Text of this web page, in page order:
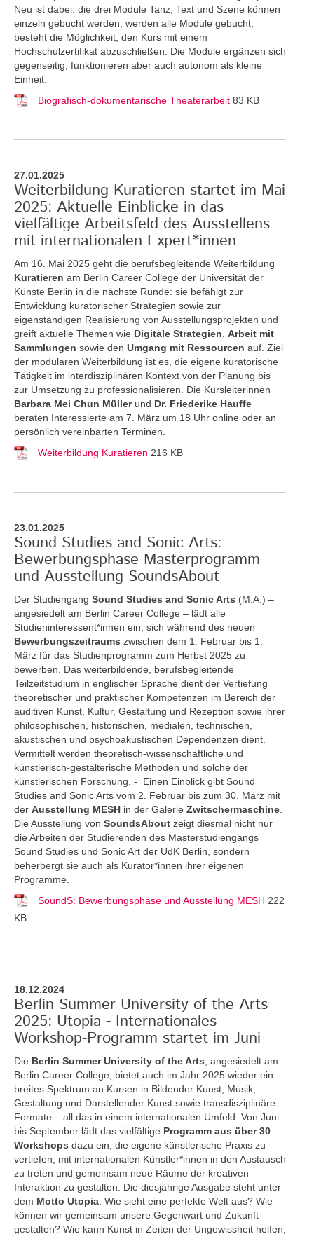
Neu ist dabei: die drei Module Tanz, Text und Szene können
einzeln gebucht werden; werden alle Module gebucht,
besteht die Möglichkeit, den Kurs mit einem
Hochschulzertifikat abzuschließen. Die Module ergänzen sich
gegenseitig, funktionieren aber auch autonom als kleine
Einheit.
Biografisch-dokumentarische Theaterarbeit 83 KB
27.01.2025
Weiterbildung Kuratieren startet im Mai
2025: Aktuelle Einblicke in das
vielfältige Arbeitsfeld des Ausstellens
mit internationalen Expert*innen
Am 16. Mai 2025 geht die berufsbegleitende Weiterbildung
Kuratieren am Berlin Career College der Universität der
Künste Berlin in die nächste Runde: sie befähigt zur
Entwicklung kuratorischer Strategien sowie zur
eigenständigen Realisierung von Ausstellungsprojekten und
greift aktuelle Themen wie Digitale Strategien Arbeit mit
Sammlungen sowie den Umgang mit Ressourcen auf. Ziel
der modularen Weiterbildung ist es, die eigene kuratorische
Tätigkeit im interdisziplinären Kontext von der Planung bis
zur Umsetzung zu professionalisieren. Die Kursleiterinnen
Barbara Mei Chun Müllerund Dr. Friederike Hauffe
beraten Interessierte am 7. März um 18 Uhr online oder an
persönlich vereinbarten Terminen.
Weiterbildung Kuratieren 216 KB
23.01.2025
Sound Studies and Sonic Arts:
Bewerbungsphase Masterprogramm
und Ausstellung SoundsAbout
Der Studiengang Sound Studies and Sonic Arts (M.A.) –
angesiedelt am Berlin Career College – lädt alle
Studieninteressent*innen ein, sich während des neuen
Bewerbungszeitraums zwischen dem 1. Februar bis 1.
März für das Studienprogramm zum Herbst 2025 zu
bewerben. Das weiterbildende, berufsbegleitende
Teilzeitstudium in englischer Sprache dient der Vertiefung
theoretischer und praktischer Kompetenzen im Bereich der
auditiven Kunst, Kultur, Gestaltung und Rezeption sowie ihrer
philosophischen, historischen, medialen, technischen,
akustischen und psychoakustischen Dependenzen dient.
Vermittelt werden theoretisch-wissenschaftliche und
künstlerisch-gestalterische Methoden und solche der
künstlerischen Forschung. - Einen Einblick gibt Sound
Studies and Sonic Arts vom 2. Februar bis zum 30. März mit
der Ausstellung MESH in der Galerie Zwitschermaschine
Die Ausstellung von SoundsAbout zeigt diesmal nicht nur
die Arbeiten der Studierenden des Masterstudiengangs
Sound Studies und Sonic Art der UdK Berlin, sondern
beherbergt sie auch als Kurator*innen ihrer eigenen
Programme.
SoundS: Bewerbungsphase und Ausstellung MESH 222
KB
18.12.2024
Berlin Summer University of the Arts
2025: Utopia - Internationales
Workshop-Programm startet im Juni
Die Berlin Summer University of the Arts , angesiedelt am
Berlin Career College, bietet auch im Jahr 2025 wieder ein
breites Spektrum an Kursen in Bildender Kunst, Musik,
Gestaltung und Darstellender Kunst sowie transdisziplinäre
Formate – all das in einem internationalen Umfeld. Von Juni
bis September lädt das vielfältige Programm aus über 30
Workshops dazu ein, die eigene künstlerische Praxis zu
vertiefen, mit internationalen Künstler*innen in den Austausch
zu treten und gemeinsam neue Räume der kreativen
Interaktion zu gestalten. Die diesjährige Ausgabe steht unter
dem Motto Utopia . Wie sieht eine perfekte Welt aus? Wie
können wir gemeinsam unsere Gegenwart und Zukunft
gestalten? Wie kann Kunst in Zeiten der Ungewissheit helfen,